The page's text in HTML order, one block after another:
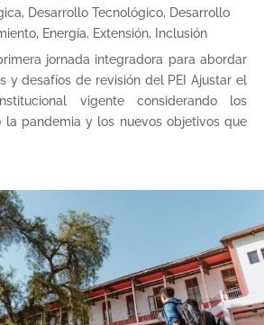
, Desarrollo Tecnológico, Desarrollo
, Energía, Extensión,
Inclusión
jornada integradora para abordar
y desafíos de revisión del PEI Ajustar el
vigente considerando los
la pandemia y los nuevos objetivos que